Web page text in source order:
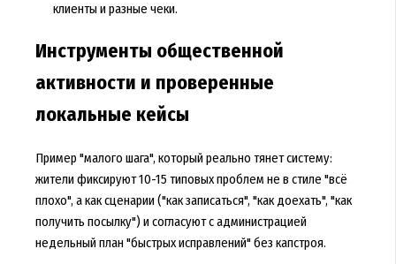
клиенты и разные чеки.
Инструменты общественной
активности и проверенные
локальные кейсы
Пример "малого шага", который реально тянет систему:
жители фиксируют 10-15 типовых проблем не в стиле "всё
плохо", а как сценарии ("как записаться", "как доехать", "как
получить посылку") и согласуют с администрацией
недельный план "быстрых исправлений" без капстроя.